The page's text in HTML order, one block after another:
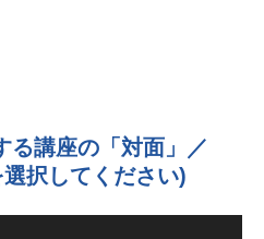
る講座の「対面」／
選択してください)